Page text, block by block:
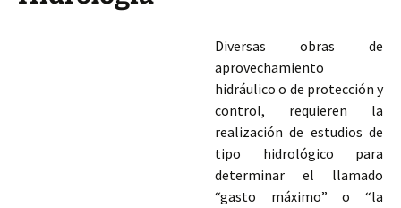
Diversas obras de
aprovechamiento
hidráulico o de protección y
control, requieren la
realización de estudios de
tipo hidrológico para
determinar el llamado
“gasto máximo” o “la